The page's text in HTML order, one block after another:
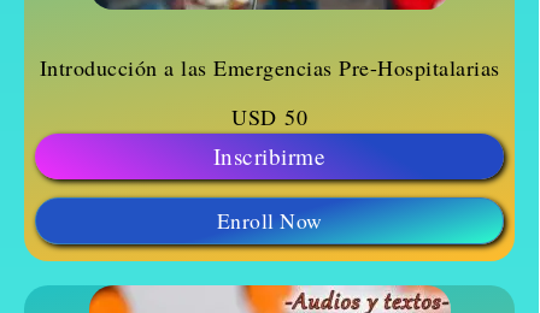
Introducción a las Emergencias Pre-Hospitalarias
USD 50
Inscribirme
Enroll Now